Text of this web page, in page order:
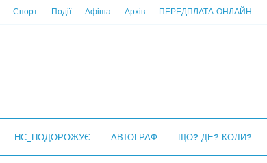
Спорт Події Афіша Архів ПЕРЕДПЛАТА ОНЛАЙН
НС_ПОДОРОЖУЄ АВТОГРАФ ЩО? ДЕ? КОЛИ?